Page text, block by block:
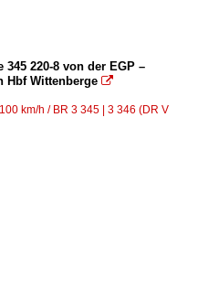
220-8 von der EGP –
Hbf Wittenberge 
km/h / BR 3 345 | 3 346 (DR V